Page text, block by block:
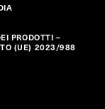
PRODOTTI –
(UE) 2023/988